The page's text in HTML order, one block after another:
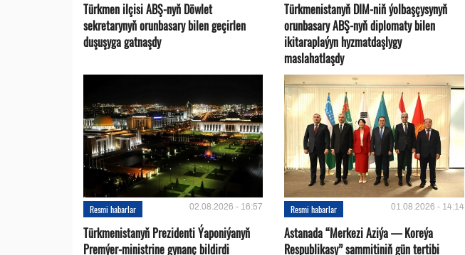
Türkmen ilçisi ABŞ-nyň Döwlet
sekretarynyň orunbasary bilen geçirlen
duşuşyga gatnaşdy
Türkmenistanyň DIM-niň ýolbaşçysynyň
orunbasary ABŞ-nyň diplomaty bilen
ikitaraplaýyn hyzmatdaşlygy
maslahatlaşdy
Resmi habarlar 02.08.2026 - 16:57
Türkmenistanyň Prezidenti Ýaponiýanyň
Premýer-ministrine gynanç bildirdi
Resmi habarlar 01.08.2026 - 14:14
Astanada “Merkezi Aziýa — Koreýa
Respublikasy” sammitiniň gün tertibi